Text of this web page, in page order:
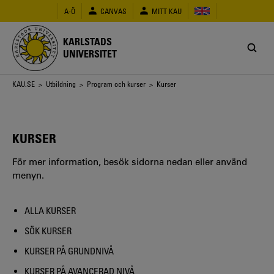
huvudinnehåll
A-Ö CANVAS MITT KAU
KARLSTADS
UNIVERSITET
Länkstig
KAU.SE > Utbildning > Program och kurser > Kurser
KURSER
För mer information, besök sidorna nedan eller använd
menyn.
ALLA KURSER
SÖK KURSER
KURSER PÅ GRUNDNIVÅ
KURSER PÅ AVANCERAD NIVÅ